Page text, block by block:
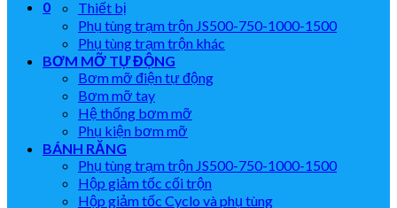
0
Thiết bị
Phụ tùng trạm trộn JS500-750-1000-1500
Phụ tùng trạm trộn khác
BƠM MỠ TỰ ĐỘNG
Bơm mỡ điện tự động
Bơm mỡ tay
Hệ thống bơm mỡ
Phụ kiện bơm mỡ
BÁNH RĂNG
Phụ tùng trạm trộn JS500-750-1000-1500
Hộp giảm tốc cối trộn
Hộp giảm tốc Cyclo và phụ tùng